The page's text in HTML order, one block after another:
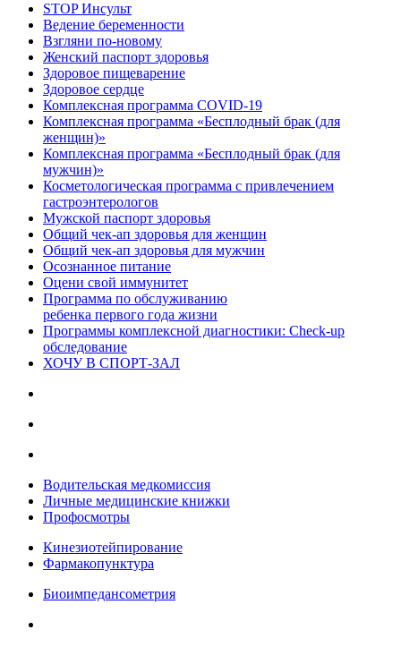
STOP Инсульт
Ведение беременности
Взгляни по-новому
Женский паспорт здоровья
Здоровое пищеварение
Здоровое сердце
Комплексная программа COVID-19
Комплексная программа «Бесплодный брак (для
женщин)»
Комплексная программа «Бесплодный брак (для
мужчин)»
Косметологическая программа с привлечением
гастроэнтерологов
Мужской паспорт здоровья
Общий чек-ап здоровья для женщин
Общий чек-ап здоровья для мужчин
Осознанное питание
Оцени свой иммунитет
Программа по обслуживанию
ребенка первого года жизни
Программы комплексной диагностики: Check-up
обследование
ХОЧУ В CПОРТ-ЗАЛ
Водительская медкомиссия
Личные медицинские книжки
Профосмотры
Кинезиотейпирование
Фармакопунктура
Биоимпедансометрия